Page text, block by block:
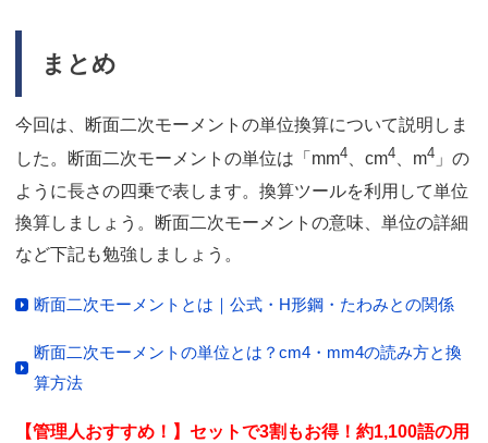
まとめ
今回は、断面二次モーメントの単位換算について説明しま
した。断面二次モーメントの単位は「mm4、cm4、m4 」の
ように長さの四乗で表します。換算ツールを利用して単位
換算しましょう。断面二次モーメントの意味、単位の詳細
など下記も勉強しましょう。
断面二次モーメントとは｜公式・H形鋼・たわみとの関係
断面二次モーメントの単位とは？cm4・mm4の読み方と換
算方法
【管理人おすすめ！】セットで3割もお得！約1,100語の用